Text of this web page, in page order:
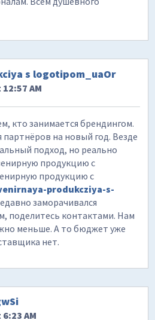
s logotipom_uaOr
AM
кто занимается брендингом.
партнёров на новый год. Везде
подход, но реально
продукцию с
продукцию с
produkcziya-s-
заморачивался
поделитесь контактами. Нам
меньше. А то бюджет уже
нет.
AM